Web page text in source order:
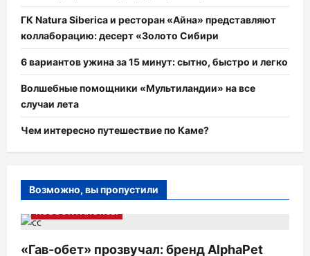
ГК Natura Siberica и ресторан «Айна» представляют
коллаборацию: десерт «Золото Сибири
6 вариантов ужина за 15 минут: сытно, быстро и легко
Волшебные помощники «Мультиландии» на все
случаи лета
Чем интересно путешествие по Каме?
Возможно, вы пропустили
НОВОСТИ АНОНСЫ
«Гав-обет» прозвучал: бренд AlphaPet